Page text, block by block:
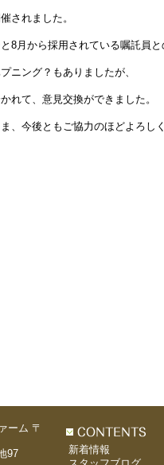
されました。
8月から採用されている嘱託員と
ニング？もありましたが、
れて、意見交換ができました。
、今後ともご協力のほどよろし
〒
97
新着情報